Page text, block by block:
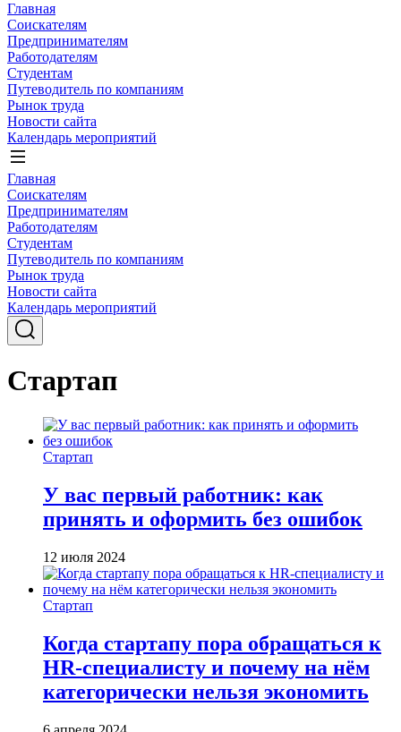
Главная
Соискателям
Предпринимателям
Работодателям
Студентам
Путеводитель по компаниям
Рынок труда
Новости сайта
Календарь мероприятий
Главная
Соискателям
Предпринимателям
Работодателям
Студентам
Путеводитель по компаниям
Рынок труда
Новости сайта
Календарь мероприятий
Стартап
Стартап
У вас первый работник: как
принять и оформить без ошибок
12 июля 2024
Стартап
Когда стартапу пора обращаться к
HR-специалисту и почему на нём
категорически нельзя экономить